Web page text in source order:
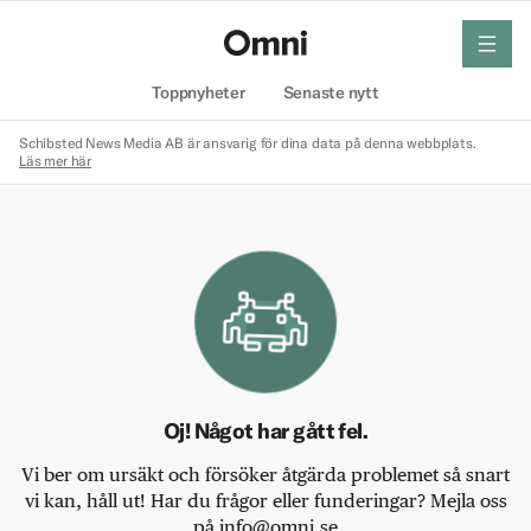
Toppnyheter Senaste nytt
meny
Schibsted News Media AB är ansvarig för dina data på denna webbplats.
Läs mer här
Oj! Något har gått fel.
Vi ber om ursäkt och försöker åtgärda problemet så snart
vi kan, håll ut! Har du frågor eller funderingar? Mejla oss